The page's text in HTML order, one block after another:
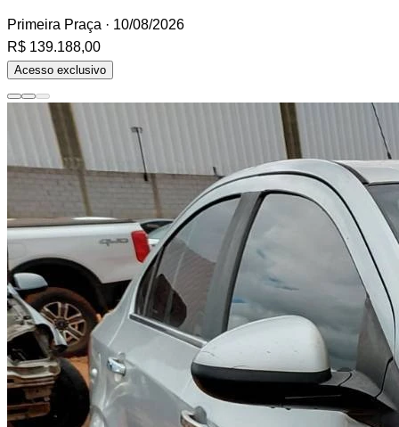
Primeira Praça · 10/08/2026
R$ 139.188,00
Acesso exclusivo